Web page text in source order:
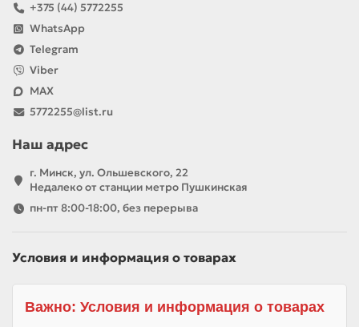
+375 (44) 5772255
WhatsApp
Telegram
Viber
MAX
5772255@list.ru
Наш адрес
г. Минск, ул. Ольшевского, 22
Недалеко от станции метро Пушкинская
пн-пт 8:00-18:00, без перерыва
Условия и информация о товарах
Важно: Условия и информация о товарах